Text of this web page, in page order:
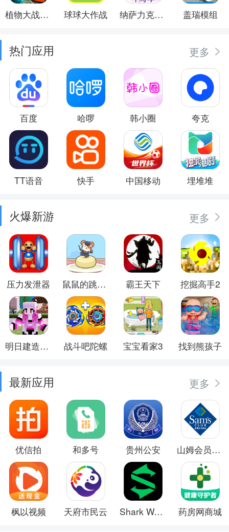
植物大战僵尸2 球球大作战 纳萨力克之王 盖瑞模组
热门应用 更多
百度 哈啰 韩小圈 夸克
TT语音 快手 中国移动 埋堆堆
火爆新游 更多
压力发泄器 鼠鼠的跳跃冒险 霸王天下 挖掘高手2
明日建造大师 战斗吧陀螺 宝宝看家3 找到熊孩子
最新应用 更多
优信拍 和多号 贵州公安 山姆会员商店
枫以视频 天府市民云 Shark Wear 药房网商城